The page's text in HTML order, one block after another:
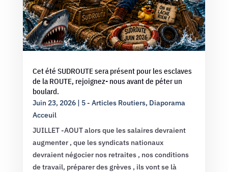
Cet été SUDROUTE sera présent pour les esclaves
de la ROUTE, rejoignez- nous avant de péter un
boulard.
Juin 23, 2026| 5 - Articles Routiers, Diaporama
Acceuil
JUILLET -AOUT alors que les salaires devraient
augmenter , que les syndicats nationaux
devraient négocier nos retraites , nos conditions
de travail, préparer des grèves , ils vont se là